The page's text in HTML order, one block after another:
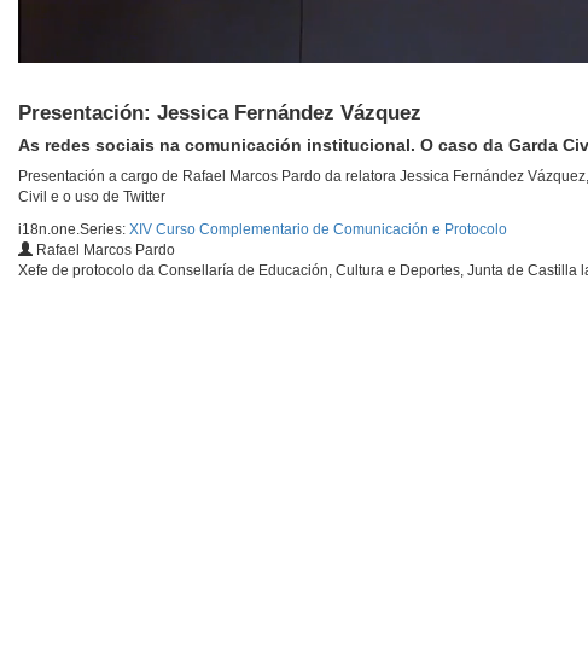
Presentación: Jessica Fernández Vázquez
As redes sociais na comunicación institucional. O caso da Garda
Presentación a cargo de Rafael Marcos Pardo da relatora Jessica Fernández
Civil e o uso de Twitter
i18n.one.Series: XIV Curso Complementario de Comunicación e Protocolo
Rafael Marcos Pardo
Xefe de protocolo da Consellaría de Educación, Cultura e Deportes, Junta de Castilla